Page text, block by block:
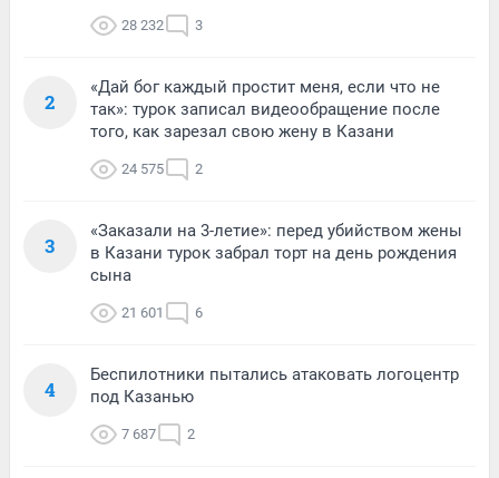
28 232 3
2
«Дай бог каждый простит меня, если что не
так»: турок записал видеообращение после
того, как зарезал свою жену в Казани
24 575 2
3
«Заказали на 3-летие»: перед убийством жены
в Казани турок забрал торт на день рождения
сына
21 601 6
4
Беспилотники пытались атаковать логоцентр
под Казанью
7 687 2